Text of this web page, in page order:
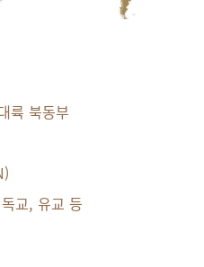
륙 북동부
교, 유교 등